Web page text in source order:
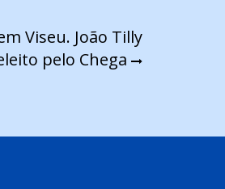
Viseu. João Tilly
pelo Chega